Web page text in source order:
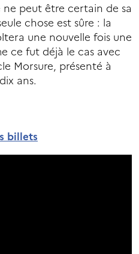
peut être certain de sa
chose est sûre : la
une nouvelle fois une
ce fut déjà le cas avec
Morsure, présenté à
ans.
billets